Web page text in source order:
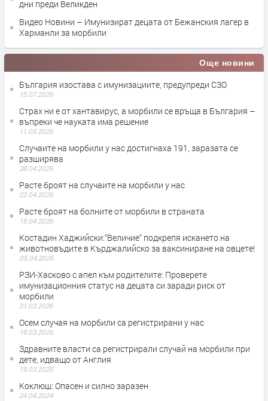
дни преди Великден
Видео Новини – Имунизират децата от Бежанския лагер в
Харманли за морбили
Още новини
България изостава с имунизациите, предупреди СЗО
15.07.2026
Страх ни е от хантавирус, а морбили се връща в България –
въпреки че науката има решение
11.05.2026
Случаите на морбили у нас достигнаха 191, заразата се
разширява
28.04.2026
Расте броят на случаите на морбили у нас
22.04.2026
Расте броят на болните от морбили в страната
15.04.2026
Костадин Хаджийски:“Величие“ подкрепя искането на
животновъдите в Кърджалийско за ваксиниране на овцете!
05.04.2026
РЗИ-Хасково с апел към родителите: Проверете
имунизационния статус на децата си заради риск от
морбили
31.03.2026
Осем случая на морбили са регистрирани у нас
19.03.2026
Здравните власти са регистрирали случай на морбили при
дете, идващо от Англия
19.03.2025
Коклюш: Опасен и силно заразен
24.04.2024